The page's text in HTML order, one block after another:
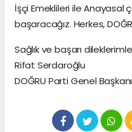
İşçi Emeklileri ile Anayasal
başaracağız. Herkes,
Sağlık ve başarı
Rifat Serdaroğlu
DOĞRU Parti Genel Başkanı